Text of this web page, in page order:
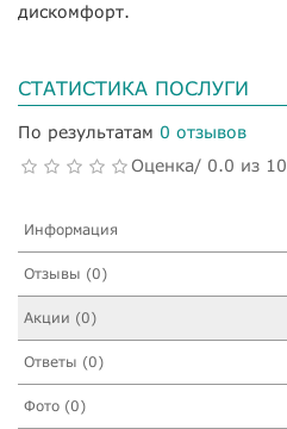
дискомфорт.
СТАТИСТИКА ПОСЛУГИ
По результатам 0 отзывов
Оценка/ 0.0 из 10
Информация
Отзывы (0)
Акции (0)
Ответы (0)
Фото (0)